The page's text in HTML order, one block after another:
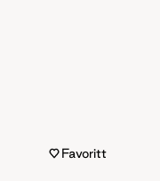
Favoritt